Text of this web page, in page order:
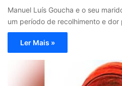
Manuel Luís Goucha e o seu
um período de recolhimento e
Ler Mais »